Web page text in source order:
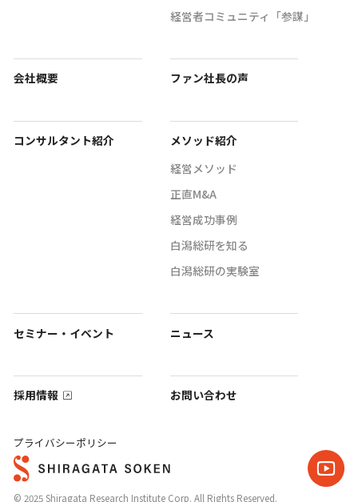
経営者コミュニティ「参謀」
会社概要 ファン社長の声
コンサルタント紹介
メソッド紹介
経営メソッド
正直M&A
経営成功事例
白潟総研を知る
白潟総研の実験室
セミナー・イベント ニュース
採用情報 お問い合わせ
© 2025 Shiragata Research Institute Corp. All Rights Reserved.
プライバシーポリシー